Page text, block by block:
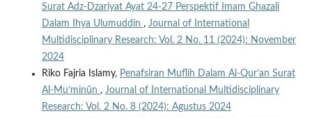
Surat Adz-Dzariyat Ayat 24-27 Perspektif Imam Ghazali
Dalam Ihya Ulumuddin , Journal of International
Multidisciplinary Research: Vol. 2 No. 11 (2024): November
2024
Riko Fajria Islamy, Penafsiran Muflih Dalam Al-Qur’an Surat
Al-Mu’minũn , Journal of International Multidisciplinary
Research: Vol. 2 No. 8 (2024): Agustus 2024